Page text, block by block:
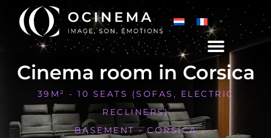
Cinema room in Corsica
39M² - 10 SEATS (SOFAS, ELECTRIC
RECLINERS)
BASEMENT - CORSICA